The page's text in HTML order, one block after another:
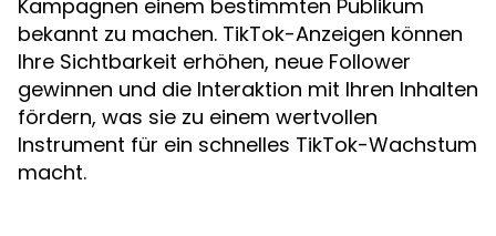
Kampagnen einem bestimmten Publikum
bekannt zu machen. TikTok-Anzeigen können
Ihre Sichtbarkeit erhöhen, neue Follower
gewinnen und die Interaktion mit Ihren Inhalten
fördern, was sie zu einem wertvollen
Instrument für ein schnelles TikTok-Wachstum
macht.